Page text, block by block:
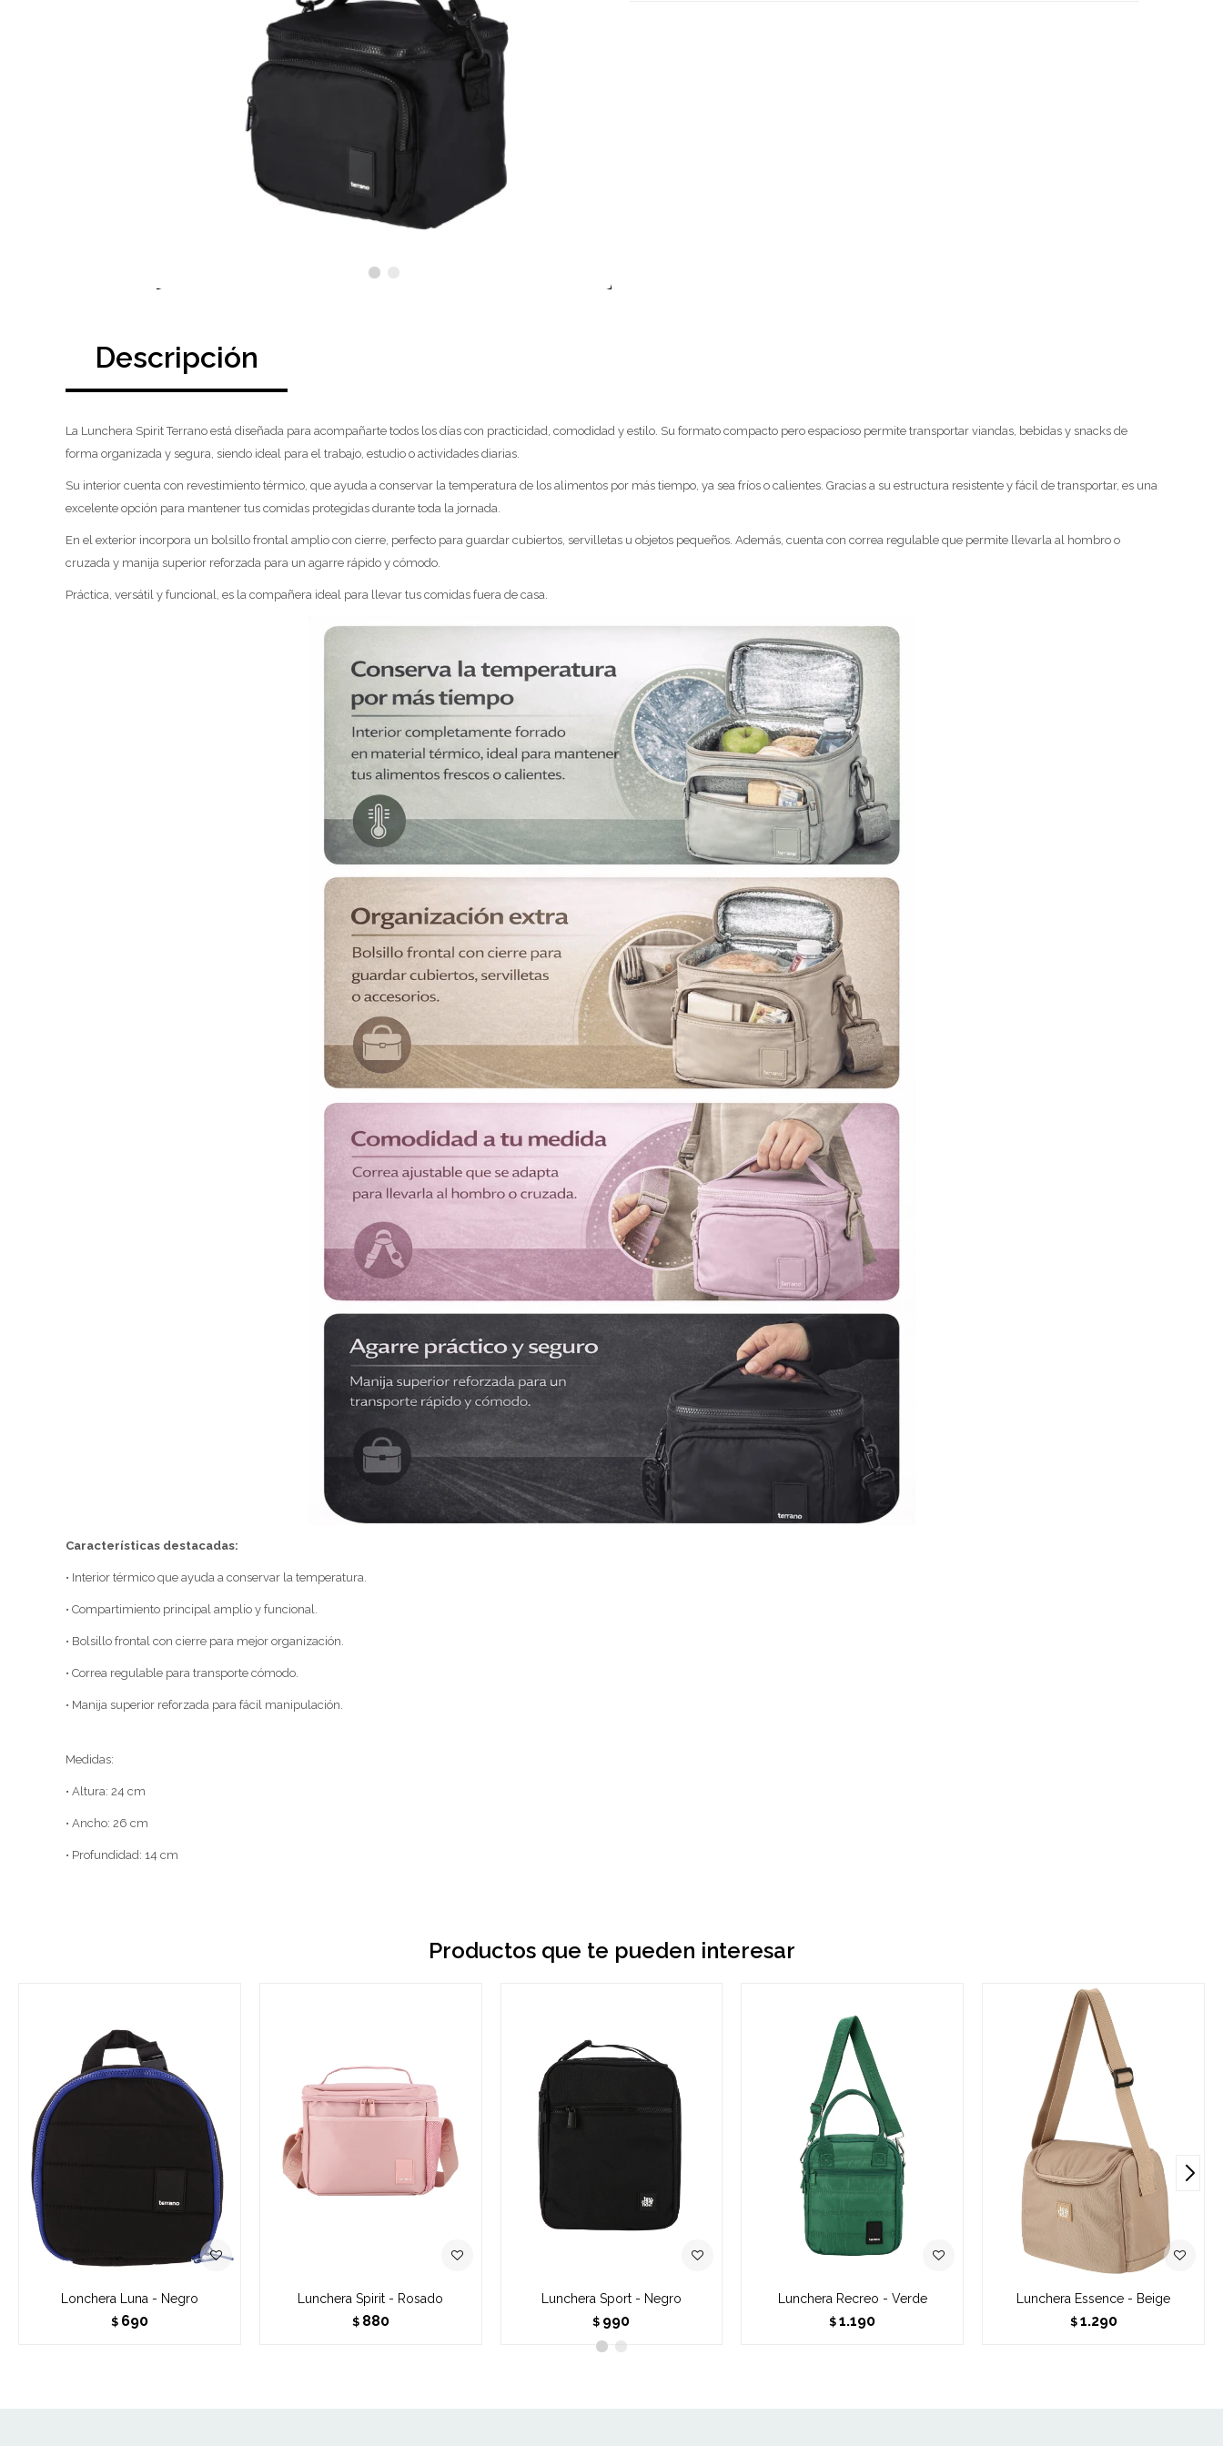
Descripción
La Lunchera Spirit Terrano está diseñada para acompañarte todos los días con practicidad, comodidad y estilo. Su formato compacto pero espacioso permite transportar viandas, bebidas y snacks de
forma organizada y segura, siendo ideal para el trabajo, estudio o actividades diarias.
Su interior cuenta con revestimiento térmico, que ayuda a conservar la temperatura de los alimentos por más tiempo, ya sea fríos o calientes. Gracias a su estructura resistente y fácil de transportar, es una
excelente opción para mantener tus comidas protegidas durante toda la jornada.
En el exterior incorpora un bolsillo frontal amplio con cierre, perfecto para guardar cubiertos, servilletas u objetos pequeños. Además, cuenta con correa regulable que permite llevarla al hombro o
cruzada y manija superior reforzada para un agarre rápido y cómodo.
Práctica, versátil y funcional, es la compañera ideal para llevar tus comidas fuera de casa.
Características destacadas:
• Interior térmico que ayuda a conservar la temperatura.
• Compartimiento principal amplio y funcional.
• Bolsillo frontal con cierre para mejor organización.
• Correa regulable para transporte cómodo.
• Manija superior reforzada para fácil manipulación.
Medidas:
• Altura: 24 cm
• Ancho: 26 cm
• Profundidad: 14 cm
Productos que te pueden interesar
Lonchera Luna - Negro
$ 690
Lunchera Spirit - Rosado
$ 880
Lunchera Sport - Negro
$ 990
Lunchera Recreo - Verde
$ 1.190
Lunchera Essence - Beige
$ 1.290